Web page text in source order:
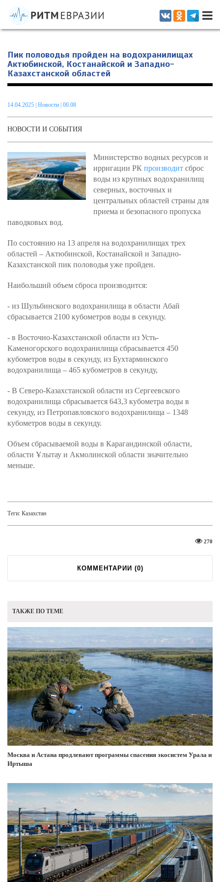
Информационно-аналитическое издание, посвященное актуальным
проблемам интеграции на постсоветском пространстве
Пик половодья пройден на водохранилищах
Актюбинской, Костанайской и Западно-
Казахстанской областей
14.04.2025 Новости | 00.08
НОВОСТИ И СОБЫТИЯ
Министерство водных ресурсов и
ирригации РК производит сброс
воды из крупных водохранилищ
северных, восточных и
центральных областей страны для
приема и безопасного пропуска
паводковых вод.
По состоянию на 13 апреля на водохранилищах трех
областей – Актюбинской, Костанайской и Западно-
Казахстанской пик половодья уже пройден.
Наибольший объем сброса производится:
- из Шульбинского водохранилища в области Абай
сбрасывается 2100 кубометров воды в секунду.
- в Восточно-Казахстанской области из Усть-
Каменогорского водохранилища сбрасывается 450
кубометров воды в секунду, из Бухтарминского
водохранилища – 465 кубометров в секунду,
- В Северо-Казахстанской области из Сергеевского
водохранилища сбрасывается 643,3 кубометра воды в
секунду, из Петропавловского водохранилища – 1348
кубометров воды в секунду.
Объем сбрасываемой воды в Карагандинской области,
области Ұлытау и Акмолинской области значительно
меньше.
Теги: Казахстан
270
КОММЕНТАРИИ (0)
ТАКЖЕ ПО ТЕМЕ
Москва и Астана продлевают программы спасения экосистем Урала и
Иртыша